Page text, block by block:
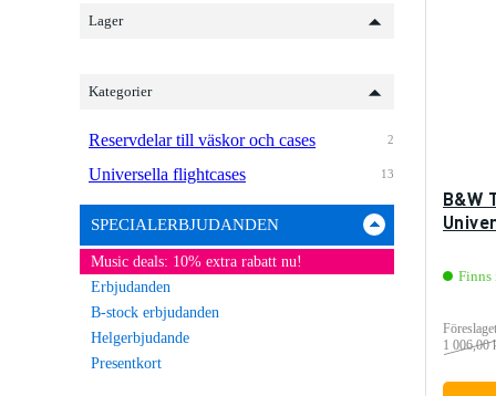
Lager
Kategorier
2
Reservdelar till väskor och cases
13
Universella flightcases
SPECIALERBJUDANDEN
Music deals: 10% extra rabatt nu!
Erbjudanden
B-stock erbjudanden
Helgerbjudande
Presentkort
B&W
Finns
1 006,00